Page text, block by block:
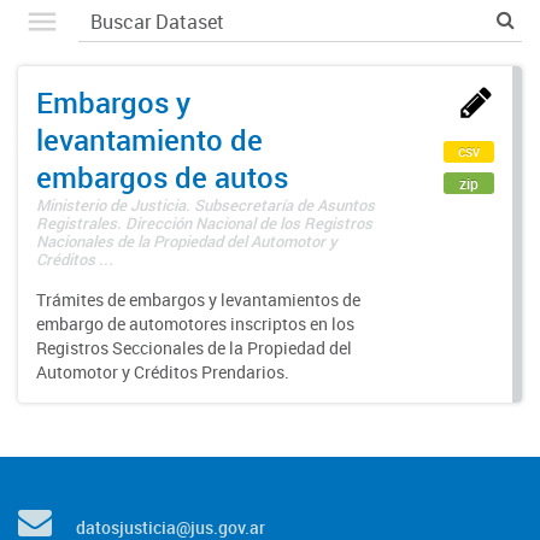
Embargos y
levantamiento de
embargos de autos
Ministerio de Justicia. Subsecretaría de Asuntos
Registrales. Dirección Nacional de los Registros
Nacionales de la Propiedad del Automotor y
Créditos ...
Trámites de embargos y levantamientos de
embargo de automotores inscriptos en los
Registros Seccionales de la Propiedad del
Automotor y Créditos Prendarios.
csv
zip
datosjusticia@jus.gov.ar